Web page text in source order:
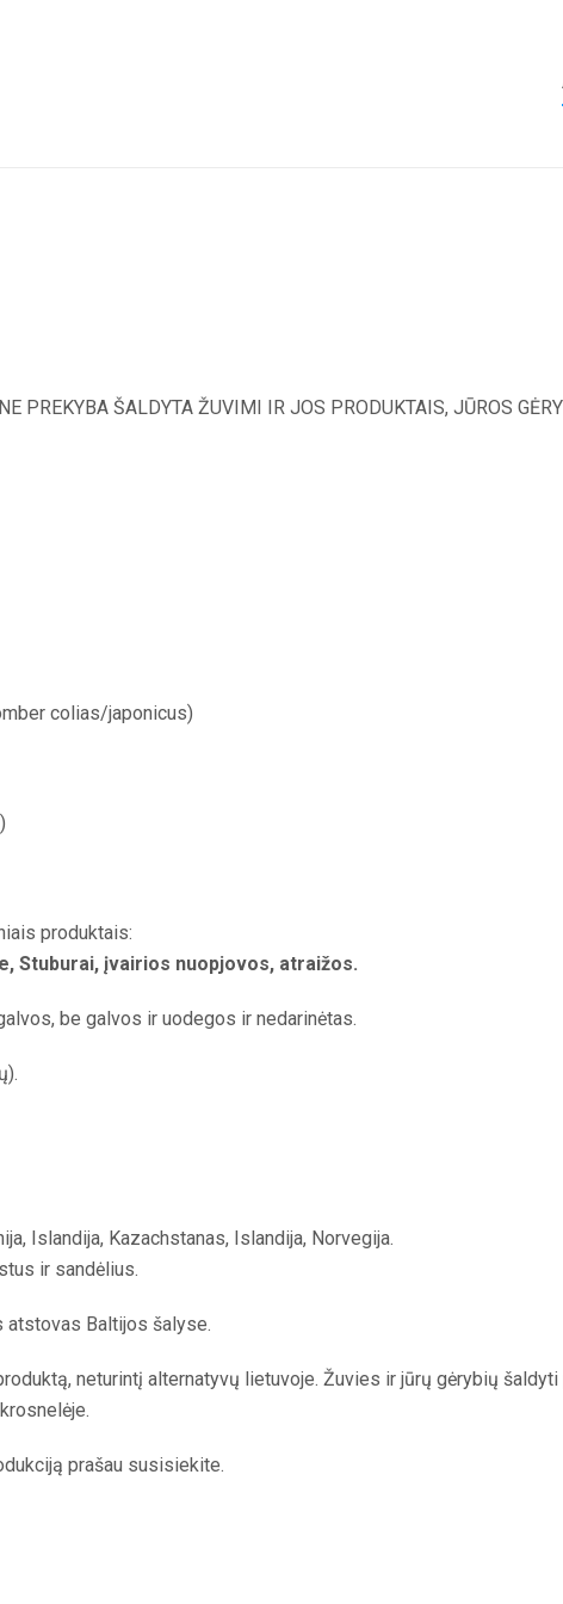
PREKYBA ŠALDYTA ŽUVIMI IR JOS PRODUKTAIS, JŪROS
colias/japonicus)
produktais:
Stuburai, įvairios nuopjovos, atraižos.
be galvos ir uodegos ir nedarinėtas.
Islandija, Kazachstanas, Islandija, Norvegija.
ir sandėlius.
atstovas Baltijos šalyse.
neturintį alternatyvų lietuvoje. Žuvies ir jūrų gėrybių šaldyti
prašau susisiekite.